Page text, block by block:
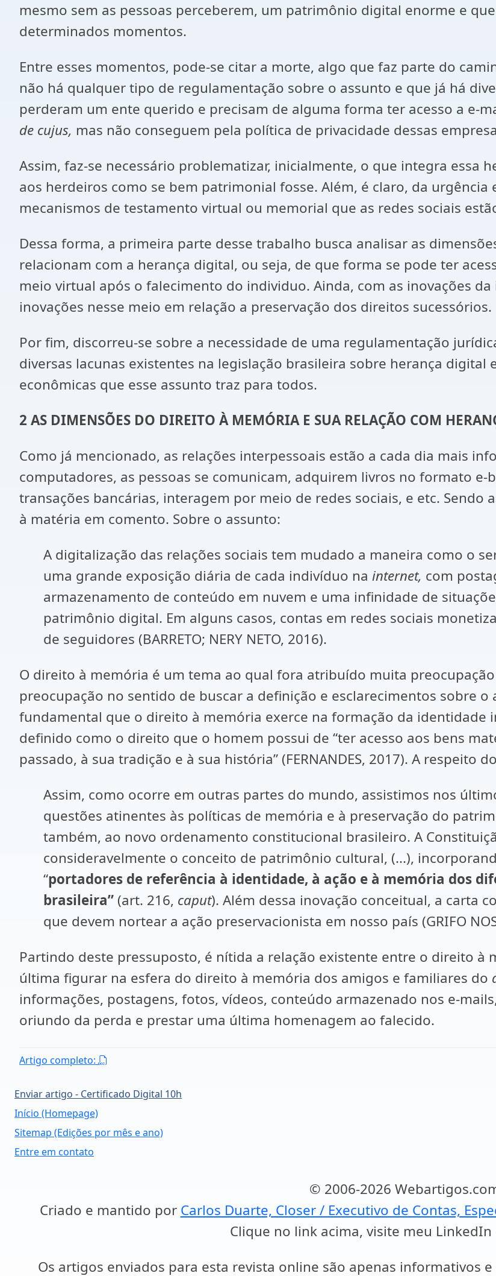
mesmo sem as pessoas perceberem, um patrimônio digital enorme e
determinados momentos.
Entre esses momentos, pode-se citar a morte, algo que faz parte do
não há qualquer tipo de regulamentação sobre o assunto e que já há
perderam um ente querido e precisam de alguma forma ter acesso a e-
de cujus, mas não conseguem pela política de privacidade dessas
Assim, faz-se necessário problematizar, inicialmente, o que integra essa
aos herdeiros como se bem patrimonial fosse. Além, é claro, da
mecanismos de testamento virtual ou memorial que as redes sociais
Dessa forma, a primeira parte desse trabalho busca analisar as
relacionam com a herança digital, ou seja, de que forma se pode ter
meio virtual após o falecimento do individuo. Ainda, com as inovações
inovações nesse meio em relação a preservação dos direitos sucessórios.
Por fim, discorreu-se sobre a necessidade de uma regulamentação
diversas lacunas existentes na legislação brasileira sobre herança digital
econômicas que esse assunto traz para todos.
2 AS DIMENSÕES DO DIREITO À MEMÓRIA E SUA RELAÇÃO COM
Como já mencionado, as relações interpessoais estão a cada dia mais
computadores, as pessoas se comunicam, adquirem livros no formato e-
transações bancárias, interagem por meio de redes sociais, e etc. Sendo
à matéria em comento. Sobre o assunto:
A digitalização das relações sociais tem mudado a maneira como o
uma grande exposição diária de cada indivíduo na internet, com
armazenamento de conteúdo em nuvem e uma infinidade de
patrimônio digital. Em alguns casos, contas em redes sociais
de seguidores (BARRETO; NERY NETO, 2016).
O direito à memória é um tema ao qual fora atribuído muita
preocupação no sentido de buscar a definição e esclarecimentos sobre
fundamental que o direito à memória exerce na formação da identidade
definido como o direito que o homem possui de “ter acesso aos bens
passado, à sua tradição e à sua história” (FERNANDES, 2017). A respeito
Assim, como ocorre em outras partes do mundo, assistimos nos
questões atinentes às políticas de memória e à preservação do
também, ao novo ordenamento constitucional brasileiro. A
consideravelmente o conceito de patrimônio cultural, (...),
“portadores de referência à identidade, à ação e à memória dos
brasileira” (art. 216, caput). Além dessa inovação conceitual, a carta
que devem nortear a ação preservacionista em nosso país (GRIFO
Partindo deste pressuposto, é nítida a relação existente entre o direito à
última figurar na esfera do direito à memória dos amigos e familiares do
informações, postagens, fotos, vídeos, conteúdo armazenado nos e-
oriundo da perda e prestar uma última homenagem ao falecido.
Artigo completo:
Enviar artigo - Certificado Digital 10h
Início (Homepage)
Sitemap (Edições por mês e ano)
Entre em contato
© 2006-2026
Criado e mantido por Carlos Duarte, Closer / Executivo de Contas,
Clique no link acima, visite meu LinkedIn
Os artigos enviados para esta revista online são apenas informativos